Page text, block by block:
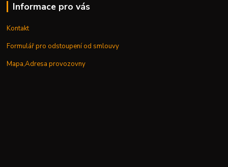
Informace pro vás
Kontakt
Formulář pro odstoupení od smlouvy
Mapa,Adresa provozovny